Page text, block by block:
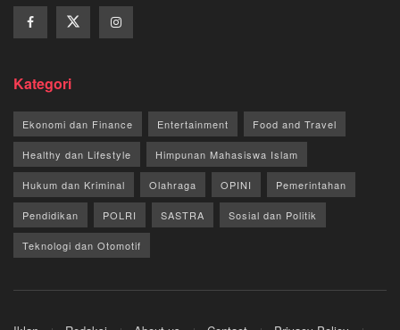
Kategori
Ekonomi dan Finance Entertainment Food and Travel
Healthy dan Lifestyle Himpunan Mahasiswa Islam
Hukum dan Kriminal Olahraga OPINI Pemerintahan
Pendidikan POLRI SASTRA Sosial dan Politik
Teknologi dan Otomotif